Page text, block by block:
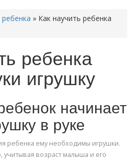
» Как научить ребенка
ребенка
игрушку
начинает
в руке
ребенка ему необходимы игрушки.
возраст малыша и его